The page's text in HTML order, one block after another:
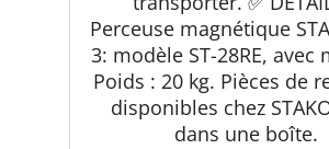
Perceuse magnétique
3: modèle ST-28RE, avec
Poids : 20 kg. Pièces de
disponibles chez
dans une boîte.